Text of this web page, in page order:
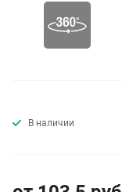
В наличии